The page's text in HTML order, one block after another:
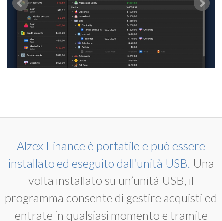
Alzex Finance è portatile e può essere
installato ed eseguito dall’unità USB. Una
volta installato su un’unità USB, il
programma consente di gestire acquisti ed
entrate in qualsiasi momento e tramite